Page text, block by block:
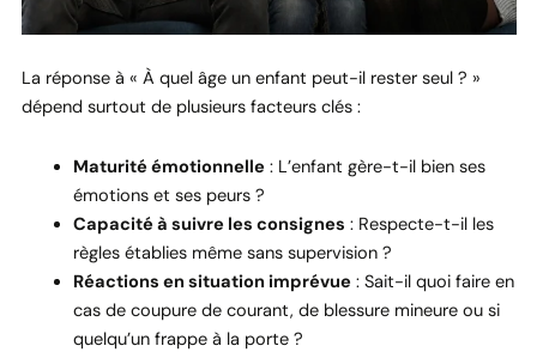
La réponse à « À quel âge un enfant peut-il rester seul ? »
dépend surtout de plusieurs facteurs clés :
Maturité émotionnelle : L’enfant gère-t-il bien ses
émotions et ses peurs ?
Capacité à suivre les consignes : Respecte-t-il les
règles établies même sans supervision ?
Réactions en situation imprévue : Sait-il quoi faire en
cas de coupure de courant, de blessure mineure ou si
quelqu’un frappe à la porte ?